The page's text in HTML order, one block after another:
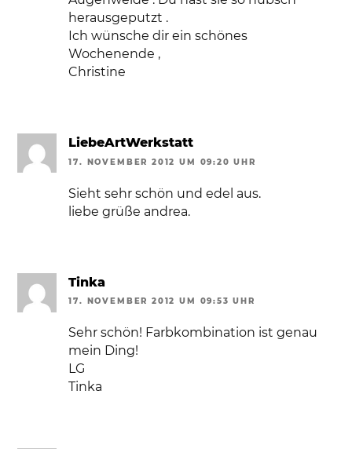
herausgeputzt .
Ich wünsche dir ein schönes
Wochenende ,
Christine
LiebeArtWerkstatt
17. NOVEMBER 2012 UM 09:20 UHR
Sieht sehr schön und edel aus.
liebe grüße andrea.
Tinka
17. NOVEMBER 2012 UM 09:53 UHR
Sehr schön! Farbkombination ist genau
mein Ding!
LG
Tinka